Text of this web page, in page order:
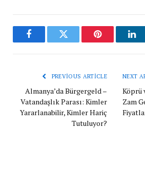
FacebookTwitter Pinterest
PREVIOUS ARTICLE
Almanya’da Bürgergeld –
Vatandaşlık Parası: Kimler
Yararlanabilir, Kimler Hariç
Tutuluyor?
NEXT
Köprü
Zam